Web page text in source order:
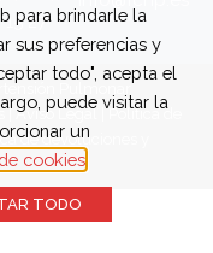
15 27
Pulmonar
| Aviso Legal | Política de
de devoluciones y
para brindarle la
sus preferencias y
todo", acepta el
puede visitar la
un
cookies
TODO